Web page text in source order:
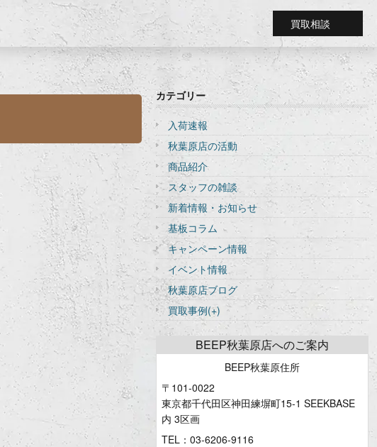
買取相談
カテゴリー
入荷速報
秋葉原店の活動
商品紹介
スタッフの雑談
新着情報・お知らせ
基板コラム
キャンペーン情報
イベント情報
秋葉原店ブログ
買取事例(+)
BEEP秋葉原店へのご案内
BEEP秋葉原住所
〒101-0022
東京都千代田区神田練塀町15-1 SEEKBASE
内 3区画
TEL： 03-6206-9116